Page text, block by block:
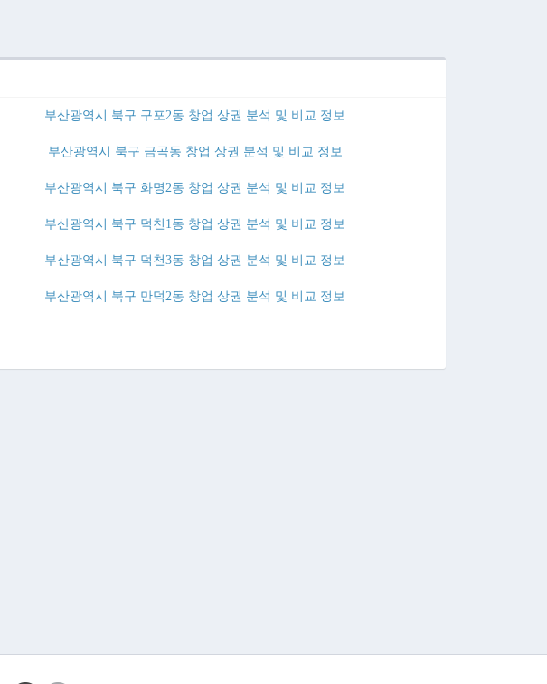
부산광역시 북구 구포2동 창업 상권 분석 및 비교 정보
부산광역시 북구 금곡동 창업 상권 분석 및 비교 정보
부산광역시 북구 화명2동 창업 상권 분석 및 비교 정보
부산광역시 북구 덕천1동 창업 상권 분석 및 비교 정보
부산광역시 북구 덕천3동 창업 상권 분석 및 비교 정보
부산광역시 북구 만덕2동 창업 상권 분석 및 비교 정보